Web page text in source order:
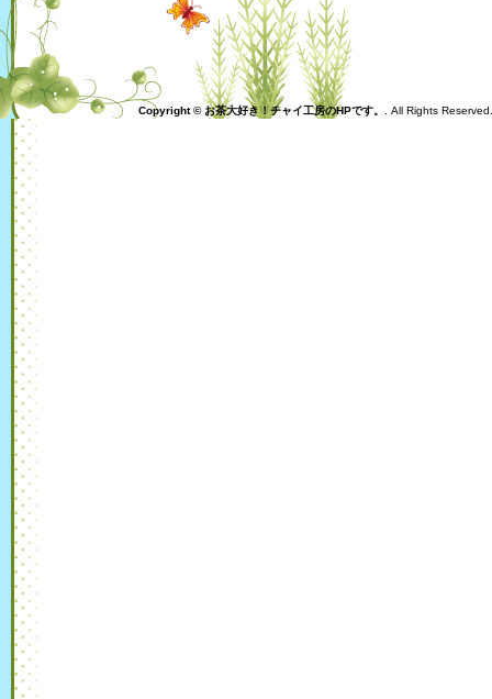
Copyright © お茶大好き！チャイ工房のHPです。 . All Rights